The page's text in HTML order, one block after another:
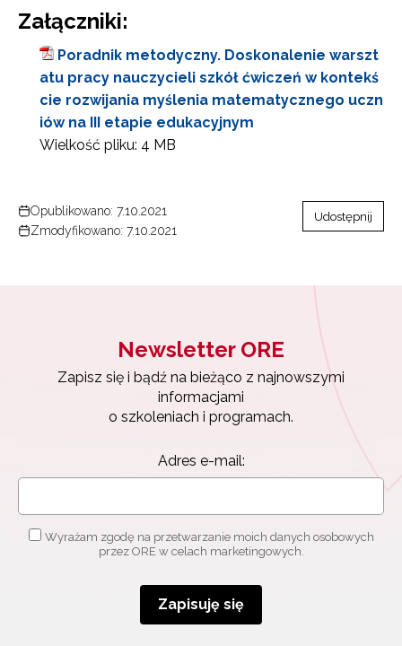
Załączniki:
Poradnik metodyczny. Doskonalenie warszt
atu pracy nauczycieli szkół ćwiczeń w kontekś
cie rozwijania myślenia matematycznego uczn
iów na III etapie edukacyjnym
Wielkość pliku: 4 MB
Opublikowano: 7.10.2021
Zmodyfikowano: 7.10.2021
Udostępnij
Newsletter ORE
Zapisz się i bądź na bieżąco z najnowszymi
informacjami
o szkoleniach i programach.
Adres e-mail:
Wyrażam zgodę na przetwarzanie moich danych osobowych
przez ORE w celach marketingowych.
Zapisuję się
Newsletter ORE
Zapisz się i bądź na bieżąco z najnowszymi
o szkoleniach i programach.
osobowych przez ORE w celach marketingowych.
Zapisuję się